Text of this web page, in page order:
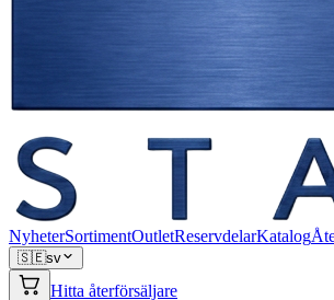
NyheterSortimentOutletReservdelarKatalog
🇸🇪sv
Hitta återförsäljare